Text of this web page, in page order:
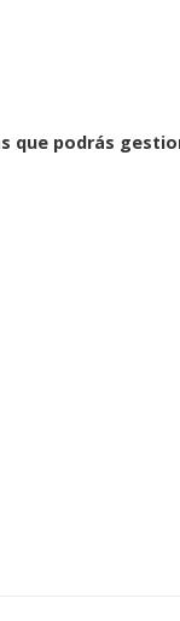
que podrás